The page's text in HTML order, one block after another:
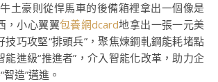
土豪則從悍馬車的後備箱裡拿出一個像是
，小心翼翼包養網dcard地拿出一張一元美
技巧攻堅“排頭兵”，聚焦煉鋼軋鋼能耗堵點
能進級“推進者”，介入智能化改革，助力企
“智造”邁進。